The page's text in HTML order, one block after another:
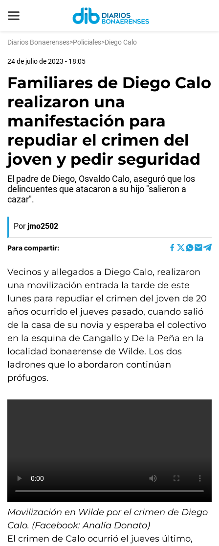
Diarios Bonaerenses>Policiales>Diego Calo
24 de julio de 2023 - 18:05
Familiares de Diego Calo
realizaron una
manifestación para
repudiar el crimen del
joven y pedir seguridad
El padre de Diego, Osvaldo Calo, aseguró que los
delincuentes que atacaron a su hijo "salieron a
cazar".
Por jmo2502
Para compartir:
Vecinos y allegados a Diego Calo, realizaron
una movilización entrada la tarde de este
lunes para repudiar el crimen del joven de 20
años ocurrido el jueves pasado, cuando salió
de la casa de su novia y esperaba el colectivo
en la esquina de Cangallo y De la Peña en la
localidad bonaerense de Wilde. Los dos
ladrones que lo abordaron continúan
prófugos.
Movilización en Wilde por el crimen de Diego
Calo. (Facebook: Analía Donato)
El crimen de Calo ocurrió el jueves último,